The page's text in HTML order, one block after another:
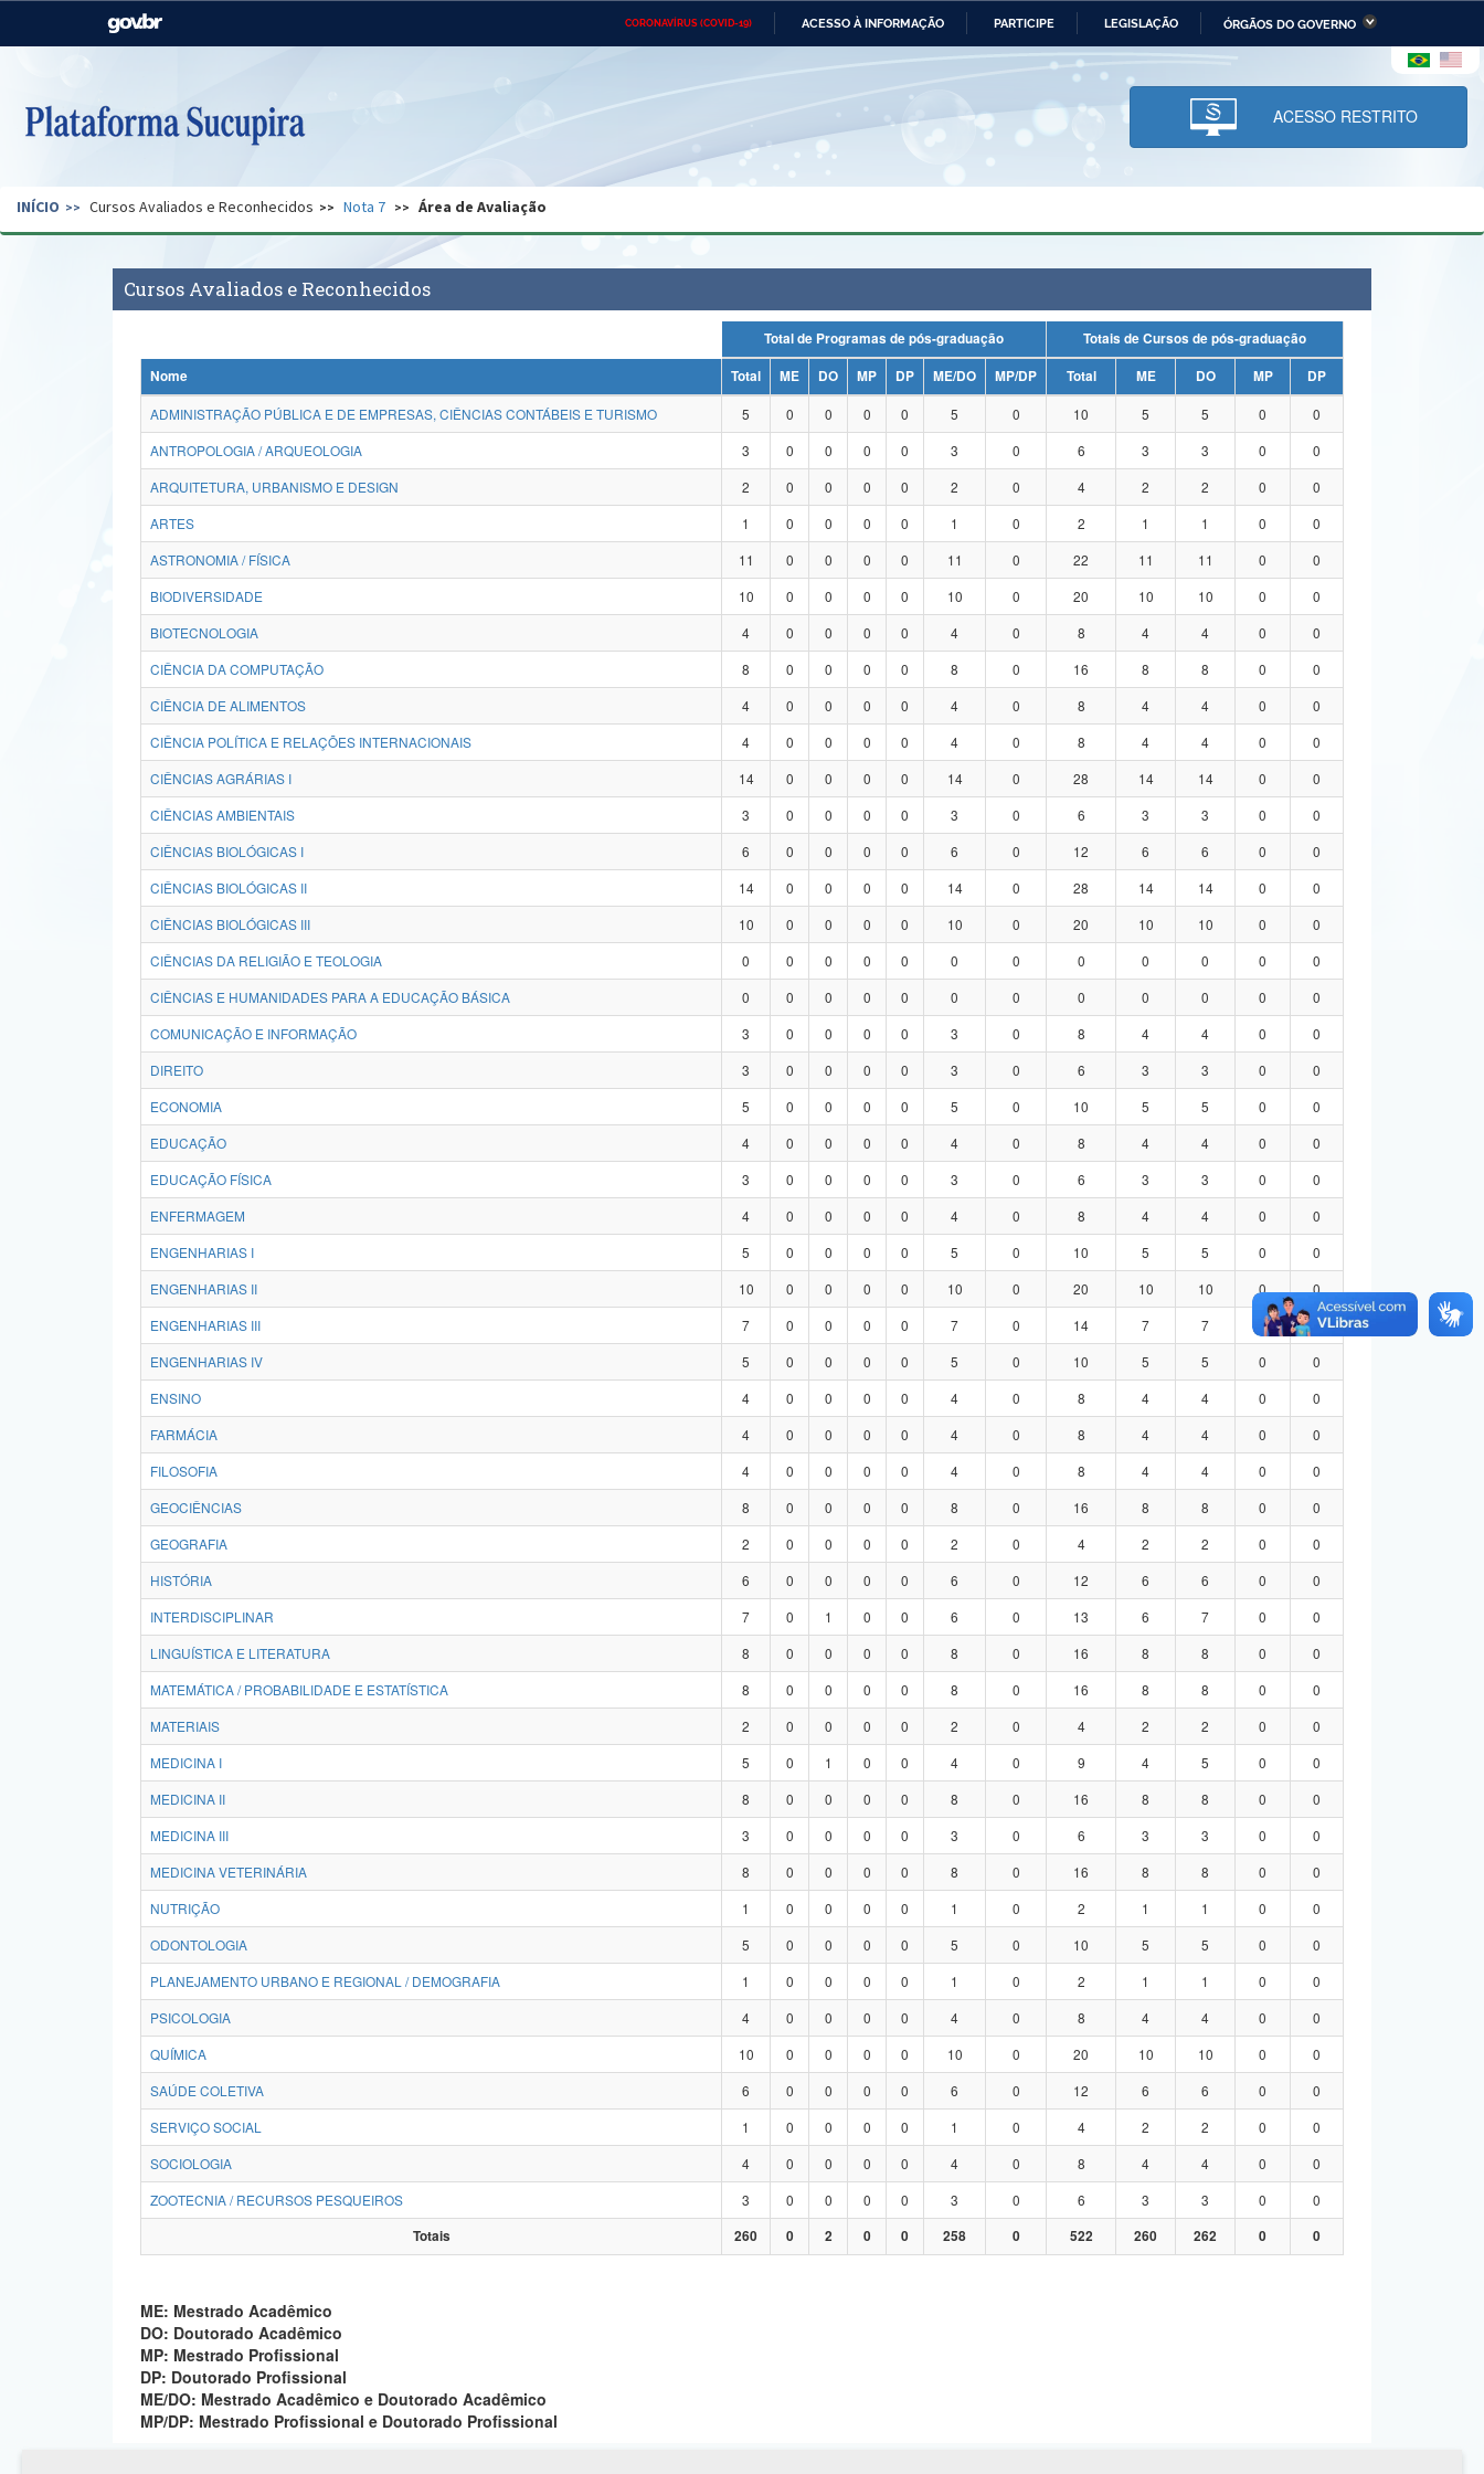
CORONAVÍRUS (COVID-19) ACESSO À INFORMAÇÃO PARTICIPE LEGISLAÇÃO ÓRGÃOS DO GOVERNO
Casa Civil Ministério das Relações Ministério da Economia Ministério da Infraestrutura
Pecuária e Abastecimento
Ministério da Ciência,
Tecnologia, Inovações e
Comunicações
Ministério do Desenvolvimento
Regional e dos Direitos Humanos
Secretaria de Governo Gabinete de Segurança Advocacia-Geral da União Banco Central do Brasil Planalto
ACESSO RESTRITO
INÍCIO Cursos Avaliados e Reconhecidos Nota 7 Área de Avaliação
Cursos Avaliados e Reconhecidos
Total de Programas de pós-graduação
Totais de Cursos de pós-graduação
Nome
Total ME DO MP DP ME/DO MP/DP Total ME DO MP
DP
ADMINISTRAÇÃO PÚBLICA E DE EMPRESAS, CIÊNCIAS CONTÁBEIS E TURISMO
5 0 0 0 0 5 0 10 5 5 0
0
ANTROPOLOGIA / ARQUEOLOGIA
3 0 0 0 0 3 0 6 3 3 0
0
ARQUITETURA, URBANISMO E DESIGN
2 0 0 0 0 2 0 4 2 2 0
0
ARTES
1 0 0 0 0 1 0 2 1 1 0
0
ASTRONOMIA / FÍSICA
11 0 0 0 0 11 0 22 11 11 0
0
BIODIVERSIDADE
10 0 0 0 0 10 0 20 10 10 0
0
BIOTECNOLOGIA
4 0 0 0 0 4 0 8 4 4 0
0
CIÊNCIA DA COMPUTAÇÃO
8 0 0 0 0 8 0 16 8 8 0
0
CIÊNCIA DE ALIMENTOS
4 0 0 0 0 4 0 8 4 4 0
0
CIÊNCIA POLÍTICA E RELAÇÕES INTERNACIONAIS
4 0 0 0 0 4 0 8 4 4 0
0
CIÊNCIAS AGRÁRIAS I
14 0 0 0 0 14 0 28 14 14 0
0
CIÊNCIAS AMBIENTAIS
3 0 0 0 0 3 0 6 3 3 0
0
CIÊNCIAS BIOLÓGICAS I
6 0 0 0 0 6 0 12 6 6 0
0
CIÊNCIAS BIOLÓGICAS II
14 0 0 0 0 14 0 28 14 14 0
0
CIÊNCIAS BIOLÓGICAS III
10 0 0 0 0 10 0 20 10 10 0
0
CIÊNCIAS DA RELIGIÃO E TEOLOGIA
0 0 0 0 0 0 0 0 0 0 0
0
CIÊNCIAS E HUMANIDADES PARA A EDUCAÇÃO BÁSICA
0 0 0 0 0 0 0 0 0 0 0
0
COMUNICAÇÃO E INFORMAÇÃO
3 0 0 0 0 3 0 8 4 4 0
0
DIREITO
3 0 0 0 0 3 0 6 3 3 0
0
ECONOMIA
5 0 0 0 0 5 0 10 5 5 0
0
EDUCAÇÃO
4 0 0 0 0 4 0 8 4 4 0
0
EDUCAÇÃO FÍSICA
3 0 0 0 0 3 0 6 3 3 0
0
ENFERMAGEM
4 0 0 0 0 4 0 8 4 4 0
0
ENGENHARIAS I
5 0 0 0 0 5 0 10 5 5 0
0
ENGENHARIAS II
10 0 0 0 0 10 0 20 10 10 0
0
ENGENHARIAS III
7 0 0 0 0 7 0 14 7 7 0
0
ENGENHARIAS IV
5 0 0 0 0 5 0 10 5 5 0
0
ENSINO
4 0 0 0 0 4 0 8 4 4 0
0
FARMÁCIA
4 0 0 0 0 4 0 8 4 4 0
0
FILOSOFIA
4 0 0 0 0 4 0 8 4 4 0
0
GEOCIÊNCIAS
8 0 0 0 0 8 0 16 8 8 0
0
GEOGRAFIA
2 0 0 0 0 2 0 4 2 2 0
0
HISTÓRIA
6 0 0 0 0 6 0 12 6 6 0
0
INTERDISCIPLINAR
7 0 1 0 0 6 0 13 6 7 0
0
LINGUÍSTICA E LITERATURA
8 0 0 0 0 8 0 16 8 8 0
0
MATEMÁTICA / PROBABILIDADE E ESTATÍSTICA
8 0 0 0 0 8 0 16 8 8 0
0
MATERIAIS
2 0 0 0 0 2 0 4 2 2 0
0
MEDICINA I
5 0 1 0 0 4 0 9 4 5 0
0
MEDICINA II
8 0 0 0 0 8 0 16 8 8 0
0
MEDICINA III
3 0 0 0 0 3 0 6 3 3 0
0
MEDICINA VETERINÁRIA
8 0 0 0 0 8 0 16 8 8 0
0
NUTRIÇÃO
1 0 0 0 0 1 0 2 1 1 0
0
ODONTOLOGIA
5 0 0 0 0 5 0 10 5 5 0
0
PLANEJAMENTO URBANO E REGIONAL / DEMOGRAFIA
1 0 0 0 0 1 0 2 1 1 0
0
PSICOLOGIA
4 0 0 0 0 4 0 8 4 4 0
0
QUÍMICA
10 0 0 0 0 10 0 20 10 10 0
0
SAÚDE COLETIVA
6 0 0 0 0 6 0 12 6 6 0
0
SERVIÇO SOCIAL
1 0 0 0 0 1 0 4 2 2 0
0
SOCIOLOGIA
4 0 0 0 0 4 0 8 4 4 0
0
ZOOTECNIA / RECURSOS PESQUEIROS
3 0 0 0 0 3 0 6 3 3 0
0
Totais
260 0 2 0 0 258 0 522 260 262 0 0
ME: Mestrado Acadêmico
DO: Doutorado Acadêmico
MP: Mestrado Profissional
DP: Doutorado Profissional
ME/DO: Mestrado Acadêmico e Doutorado Acadêmico
MP/DP: Mestrado Profissional e Doutorado Profissional